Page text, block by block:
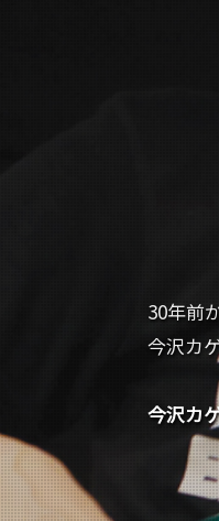
30年前
今沢カ
今沢カ